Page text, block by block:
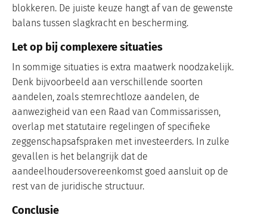
blokkeren. De juiste keuze hangt af van de gewenste
balans tussen slagkracht en bescherming.
Let op bij complexere situaties
In sommige situaties is extra maatwerk noodzakelijk.
Denk bijvoorbeeld aan verschillende soorten
aandelen, zoals stemrechtloze aandelen, de
aanwezigheid van een Raad van Commissarissen,
overlap met statutaire regelingen of specifieke
zeggenschapsafspraken met investeerders. In zulke
gevallen is het belangrijk dat de
aandeelhoudersovereenkomst goed aansluit op de
rest van de juridische structuur.
Conclusie